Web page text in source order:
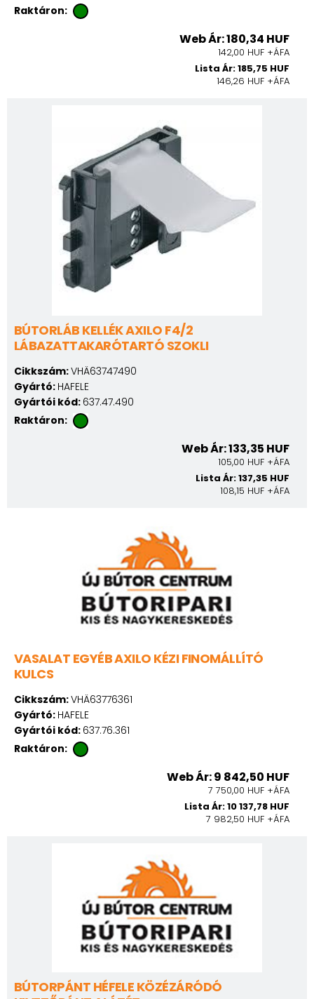
Raktáron:
Web Ár: 180,34 HUF
142,00 HUF +ÁFA
Lista Ár: 185,75 HUF
146,26 HUF +ÁFA
BÚTORLÁB KELLÉK AXILO F4/2
LÁBAZATTAKARÓTARTÓ SZOKLI
Cikkszám:VHÄ63747490
Gyártó: HAFELE
Gyártói kód: 637.47.490
Raktáron:
Web Ár: 133,35 HUF
105,00 HUF +ÁFA
Lista Ár: 137,35 HUF
108,15 HUF +ÁFA
VASALAT EGYÉB AXILO KÉZI FINOMÁLLÍTÓ
KULCS
Cikkszám:VHÄ63776361
Gyártó: HAFELE
Gyártói kód: 637.76.361
Raktáron:
Web Ár: 9 842,50 HUF
7 750,00 HUF +ÁFA
Lista Ár: 10 137,78 HUF
7 982,50 HUF +ÁFA
BÚTORPÁNT HÉFELE KÖZÉZÁRÓDÓ